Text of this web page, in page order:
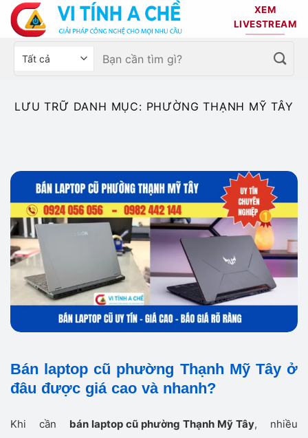
Bỏ
qua
nội
dung
XEM
LIVESTREAM
Chọn
sản
Tìm
kiếm:
LƯU TRỮ DANH MỤC: PHƯỜNG THẠNH MỸ TÂY
Bán laptop cũ phường Thạnh Mỹ Tây ở
đâu được giá cao và nhanh?
Khi cần bán laptop cũ phường Thạnh Mỹ Tây, nhiều